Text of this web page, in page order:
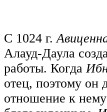
С 1024 г.
Алауд-Даула
работы. Когда
отец, поэтому он
отношение к